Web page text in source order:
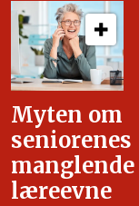
Fem
fallgruver
i BHT-
samarbeidet